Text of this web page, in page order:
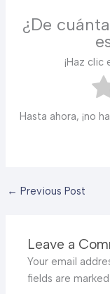
¿De
¡Haz clic
Hasta ahora, ¡no
← Previous Post
Leave a
Your email
fields are marked